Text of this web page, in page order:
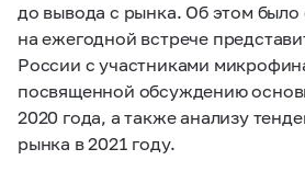
до вывода с рынка. Об этом было
на ежегодной встрече
России с участниками
посвященной обсуждению
2020 года, а также анализу
рынка в 2021 году.